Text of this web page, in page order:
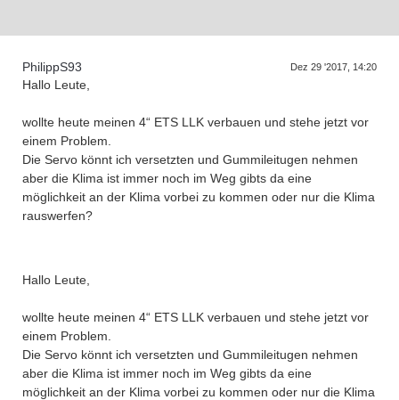
D
a
s
T
r
e
f
f
e
n
d
e
r
G
e
n
e
r
a
t
i
o
n
e
n
PhilippS93 Dez 29 '2017, 14:20
Hallo Leute,
wollte heute meinen 4“ ETS LLK verbauen und stehe jetzt vor
einem Problem.
Die Servo könnt ich versetzten und Gummileitugen nehmen
aber die Klima ist immer noch im Weg gibts da eine
möglichkeit an der Klima vorbei zu kommen oder nur die Klima
rauswerfen?
Hallo Leute,
wollte heute meinen 4“ ETS LLK verbauen und stehe jetzt vor
einem Problem.
Die Servo könnt ich versetzten und Gummileitugen nehmen
aber die Klima ist immer noch im Weg gibts da eine
möglichkeit an der Klima vorbei zu kommen oder nur die Klima